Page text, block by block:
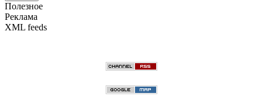
Полезное
Реклама
XML feeds